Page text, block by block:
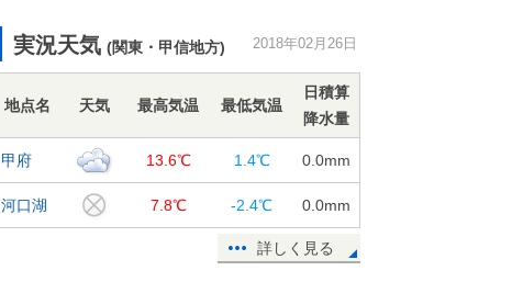
実況天気 (関東・甲信地方) 2018年02月26日
地点名 天気 最高気温 最低気温
日積算
降水量
甲府 13.6℃ 1.4℃ 0.0mm
河口湖 7.8℃ -2.4℃ 0.0mm
詳しく見る